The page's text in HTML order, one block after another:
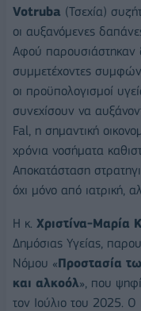
Votruba (Τσεχία)
οι αυξανόμενες
Αφού παρουσιάστηκαν
συμμετέχοντες
οι προϋπολογισμοί
συνεχίσουν να
Fal, η σημαντική
χρόνια νοσήματα
Αποκατάσταση
όχι μόνο από ιατρική,
Η κ. Χριστίνα-Μαρία
Δημόσιας Υγείας,
Νόμου «Προστασία
και αλκοόλ», που
τον Ιούλιο του 2025. Ο